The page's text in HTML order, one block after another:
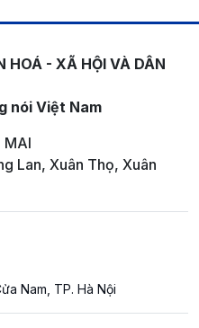
HOÁ - XÃ HỘI VÀ DÂN
nói Việt Nam
MAI
Lan, Xuân Thọ, Xuân
Nam, TP. Hà Nội